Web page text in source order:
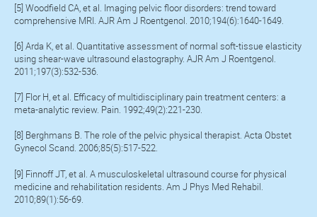
[5] Woodfield CA, et al. Imaging pelvic floor disorders: trend toward
comprehensive MRI. AJR Am J Roentgenol. 2010;194(6):1640-1649.
[6] Arda K, et al. Quantitative assessment of normal soft-tissue elasticity
using shear-wave ultrasound elastography. AJR Am J Roentgenol.
2011;197(3):532-536.
[7] Flor H, et al. Efficacy of multidisciplinary pain treatment centers: a
meta-analytic review. Pain. 1992;49(2):221-230.
[8] Berghmans B. The role of the pelvic physical therapist. Acta Obstet
Gynecol Scand. 2006;85(5):517-522.
[9] Finnoff JT, et al. A musculoskeletal ultrasound course for physical
medicine and rehabilitation residents. Am J Phys Med Rehabil.
2010;89(1):56-69.